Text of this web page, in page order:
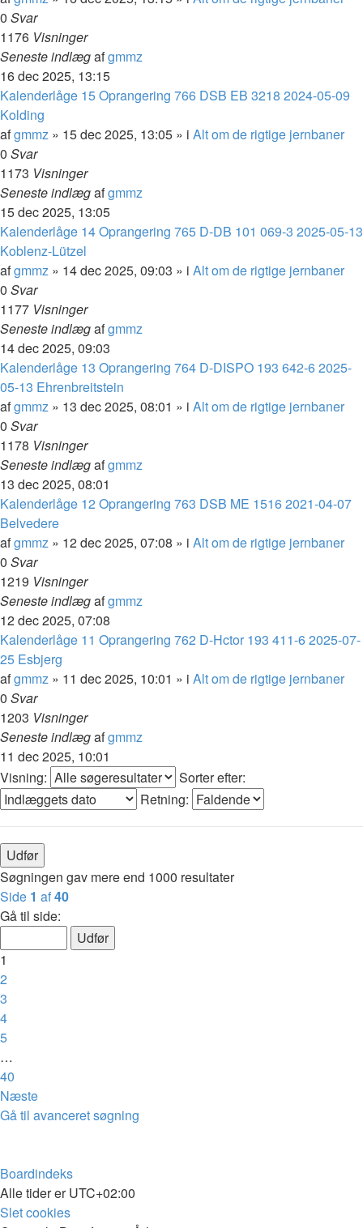
0 Svar
1176 Visninger
Seneste indlægafgmmz
16 dec 2025, 13:15
Kalenderlåge 15 Oprangering 766 DSB EB 3218 2024-05-09
Kolding
afgmmz » 15 dec 2025, 13:05 » i Alt om de rigtige jernbaner
0 Svar
1173 Visninger
Seneste indlægafgmmz
15 dec 2025, 13:05
Kalenderlåge 14 Oprangering 765 D-DB 101 069-3 2025-05-13
Koblenz-Lützel
afgmmz » 14 dec 2025, 09:03 » i Alt om de rigtige jernbaner
0 Svar
1177 Visninger
Seneste indlægafgmmz
14 dec 2025, 09:03
Kalenderlåge 13 Oprangering 764 D-DISPO 193 642-6 2025-
05-13 Ehrenbreitstein
afgmmz » 13 dec 2025, 08:01 » i Alt om de rigtige jernbaner
0 Svar
1178 Visninger
Seneste indlægafgmmz
13 dec 2025, 08:01
Kalenderlåge 12 Oprangering 763 DSB ME 1516 2021-04-07
Belvedere
afgmmz » 12 dec 2025, 07:08 » i Alt om de rigtige jernbaner
0 Svar
1219 Visninger
Seneste indlægafgmmz
12 dec 2025, 07:08
Kalenderlåge 11 Oprangering 762 D-Hctor 193 411-6 2025-07-
25 Esbjerg
afgmmz » 11 dec 2025, 10:01 » i Alt om de rigtige jernbaner
0 Svar
1203 Visninger
Seneste indlægafgmmz
11 dec 2025, 10:01
Visning:
Sorter efter:
Retning:
Søgningen gav mere end 1000 resultater
Side 1 af40
Gå til side:
1
2
3
4
5
…
40
Næste
Gå til avanceret søgning
Boardindeks
Alle tider erUTC+02:00
Slet cookies